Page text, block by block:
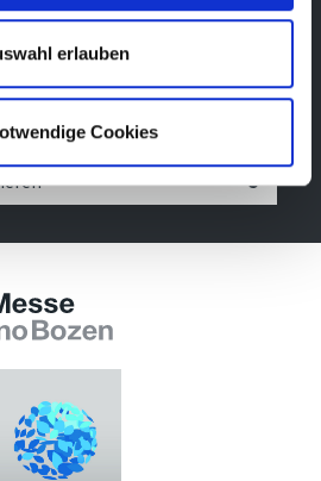
erlauben
Cookies
immer up-to-date, erhalte
Natürlich